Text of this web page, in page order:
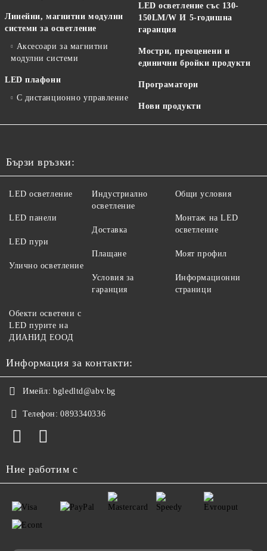
Линейни, магнитни модулни
системи за осветление
Аксесоари за магнитни
модулни системи
LED плафони
С дистанционно управление
LED осветление със 130-
150LM/W И 5-годишна
гаранция
Мостри, преоценени и
единични бройки продукти
Програматори
Нови продукти
Бързи връзки:
LED осветление
LED панели
LED пури
Улично осветление
Индустриално
осветление
Доставка
Плащане
Условия за
гаранция
Общи условия
Монтаж на LED
осветление
Моят профил
Информационни
страници
Обекти осветени с
LED пурите на
ДИАНИД ЕООД
Информация за контакти:
Имейл: bgledltd@abv.bg
Телефон: 0893340336
Ние работим с